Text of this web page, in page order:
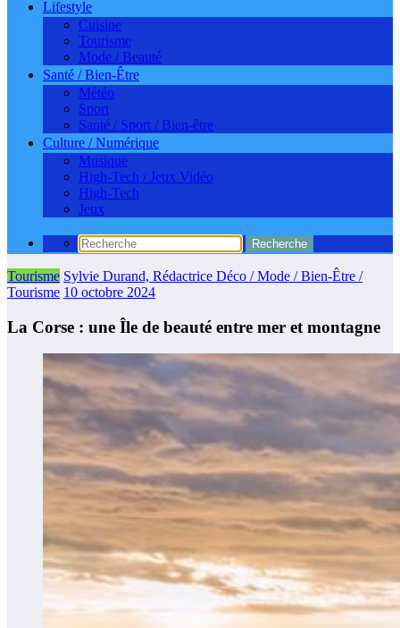
Lifestyle
Cuisine
Tourisme
Mode / Beauté
Santé / Bien-Être
Météo
Sport
Santé / Sport / Bien-être
Culture / Numérique
Musique
High-Tech / Jeux Vidéo
High-Tech
Jeux
Tourisme Sylvie Durand, Rédactrice Déco / Mode / Bien-Être /
Tourisme 10 octobre 2024
La Corse : une Île de beauté entre mer et montagne